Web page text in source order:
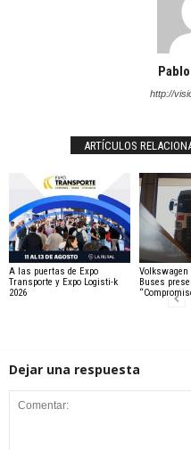
http://
ARTÍCULOS
A las puertas de Expo
Transporte y Expo Logisti-k
2026
Buses
Dejar una respuesta